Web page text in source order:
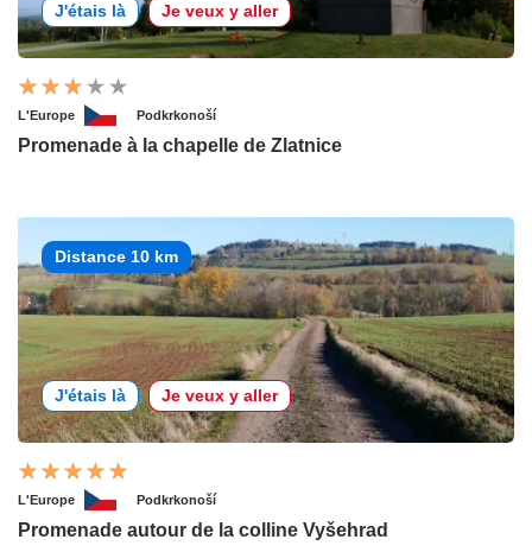
J'étais là Je veux y aller
L'Europe Podkrkonoší
Promenade à la chapelle de Zlatnice
Distance 10 km
J'étais là Je veux y aller
L'Europe Podkrkonoší
Promenade autour de la colline Vyšehrad